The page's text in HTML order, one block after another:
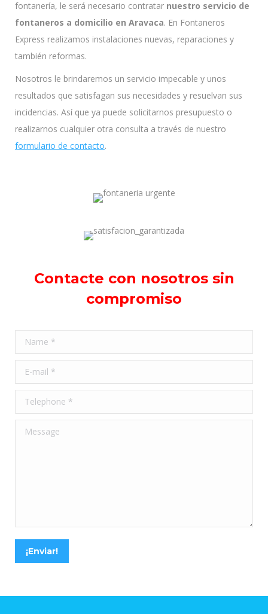
fontanería, le será necesario contratar nuestro servicio de
fontaneros a domicilio en Aravaca. En Fontaneros
Express realizamos instalaciones nuevas, reparaciones y
también reformas.
Nosotros le brindaremos un servicio impecable y unos
resultados que satisfagan sus necesidades y resuelvan sus
incidencias. Así que ya puede solicitarnos presupuesto o
realizarnos cualquier otra consulta a través de nuestro
formulario de contacto.
Contacte con nosotros sin
compromiso
Name *
E-mail *
Telephone *
Message
¡Enviar!